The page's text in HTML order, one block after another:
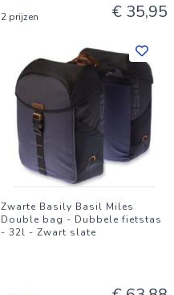
2 prijzen € 35,95
Zwarte Basily Basil Miles
Double bag - Dubbele fietstas
- 32l - Zwart slate